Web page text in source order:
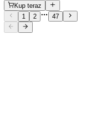
Kup teraz
1
2 47